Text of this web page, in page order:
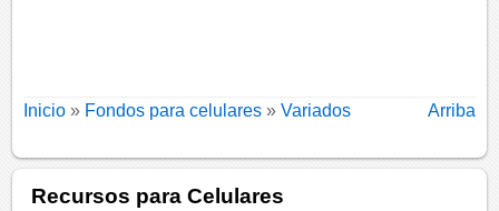
Inicio » Fondos para celulares »Variados Arriba
Recursos para Celulares